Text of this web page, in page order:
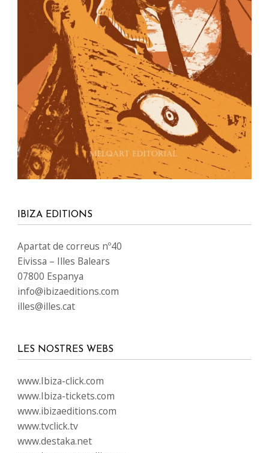
IBIZA EDITIONS
Apartat de correus nº40
Eivissa – Illes Balears
07800 Espanya
info@ibizaeditions.com
illes@illes.cat
LES NOSTRES WEBS
www.Ibiza-click.com
www.Ibiza-tickets.com
www.ibizaeditions.com
www.tvclick.tv
www.destaka.net